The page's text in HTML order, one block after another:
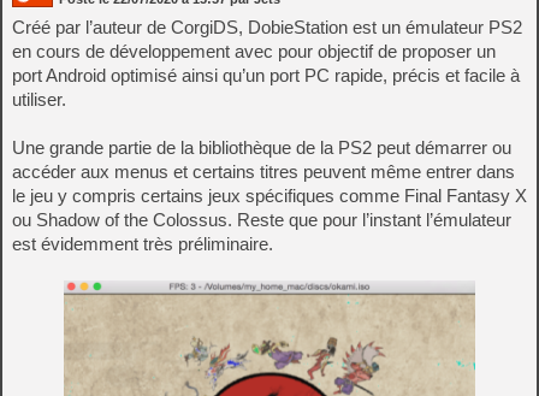
Créé par l’auteur de CorgiDS, DobieStation est un émulateur PS2
en cours de développement avec pour objectif de proposer un
port Android optimisé ainsi qu’un port PC rapide, précis et facile à
utiliser.
Une grande partie de la bibliothèque de la PS2 peut démarrer ou
accéder aux menus et certains titres peuvent même entrer dans
le jeu y compris certains jeux spécifiques comme Final Fantasy X
ou Shadow of the Colossus. Reste que pour l’instant l’émulateur
est évidemment très préliminaire.